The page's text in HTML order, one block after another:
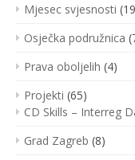
Mjesec svjesnosti
Osječka podružnica
Prava oboljelih (4)
Projekti (65)
CD Skills – Interreg
Grad Zagreb (8)